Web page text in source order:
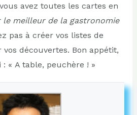
avez toutes les cartes en
le meilleur de la gastronomie
pas à créer vos listes de
découvertes. Bon appétit,
« A table, peuchère ! »